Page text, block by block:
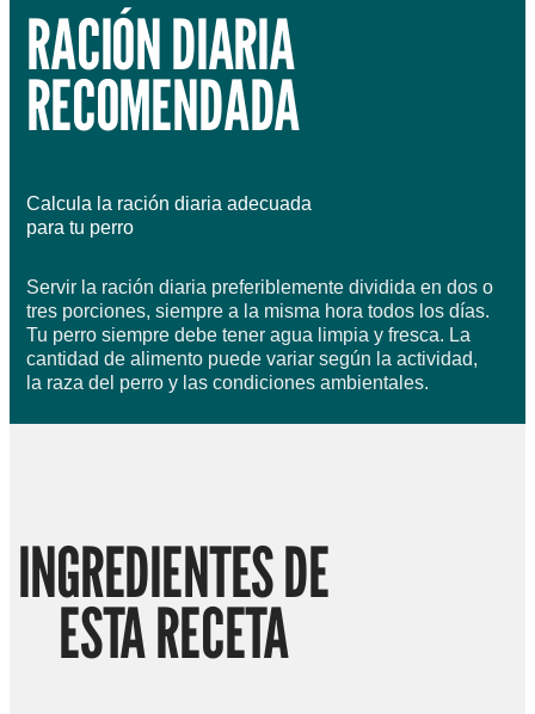
RACIÓN DIARIA
RECOMENDADA
Calcula la ración diaria adecuada
para tu perro
Servir la ración diaria preferiblemente dividida en dos o
tres porciones, siempre a la misma hora todos los días.
Tu perro siempre debe tener agua limpia y fresca. La
cantidad de alimento puede variar según la actividad,
la raza del perro y las condiciones ambientales.
INGREDIENTES DE
ESTA RECETA